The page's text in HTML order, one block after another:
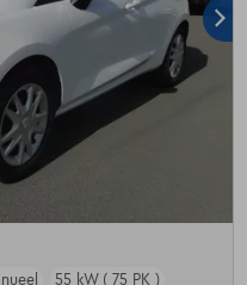
55 kW ( 75 PK )